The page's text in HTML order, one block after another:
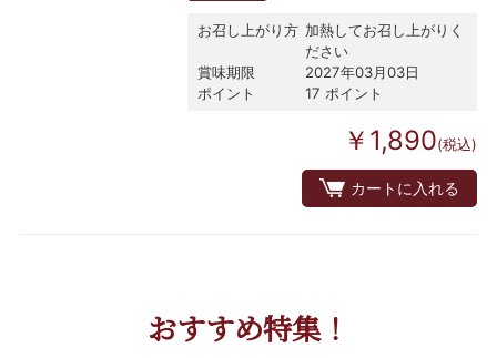
お召し上がり方 加熱してお召し上がりく
ださい
賞味期限
2027年03月03日
ポイント
17 ポイント
￥1,890(税込)
カートに入れる
おすすめ特集！